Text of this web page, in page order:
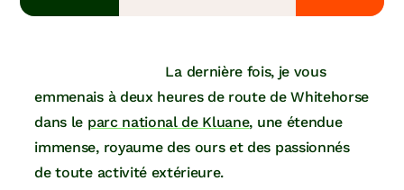
La dernière fois, je vous
emmenais à deux heures de route de Whitehorse
dans le parc national de Kluane, une étendue
immense, royaume des ours et des passionnés
de toute activité extérieure.